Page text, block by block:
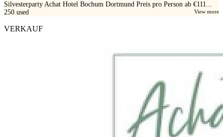
Silvesterparty Achat Hotel Bochum Dortmund Preis pro Person ab €111...
View more
250 used
VERKAUF